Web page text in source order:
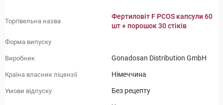
Торгівельна назва
Фертиловіт F PCOS капсули 60
шт + порошок 30 стіків
Форма випуску
Виробник Gonadosan Distribution GmbH
Країна власник ліцензії Німеччина
Умови відпуску Без рецепту